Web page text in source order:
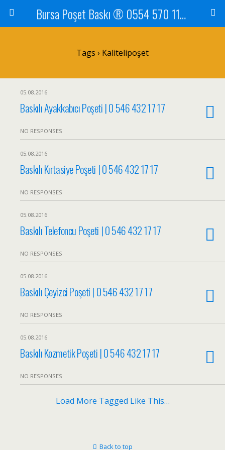
Bursa Poşet Baskı ® 0554 570 1105
Tags › Kalitelipoşet
05.08.2016
Baskılı Ayakkabıcı Poşeti | 0 546 432 17 17
NO RESPONSES
05.08.2016
Baskılı Kırtasiye Poşeti | 0 546 432 17 17
NO RESPONSES
05.08.2016
Baskılı Telefoncu Poşeti | 0 546 432 17 17
NO RESPONSES
05.08.2016
Baskılı Çeyizci Poşeti | 0 546 432 17 17
NO RESPONSES
05.08.2016
Baskılı Kozmetik Poşeti | 0 546 432 17 17
NO RESPONSES
Load More Tagged Like This…
Back to top